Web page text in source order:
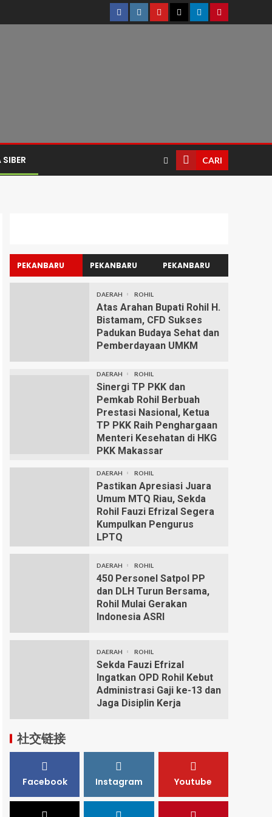
CARI
PEKANBARU PEKANBARU PEKANBARU
DAERAH ROHIL
Atas Arahan Bupati Rohil H.
Bistamam, CFD Sukses
Padukan Budaya Sehat dan
Pemberdayaan UMKM
DAERAH ROHIL
Sinergi TP PKK dan
Pemkab Rohil Berbuah
Prestasi Nasional, Ketua
TP PKK Raih Penghargaan
Menteri Kesehatan di HKG
PKK Makassar
DAERAH ROHIL
Pastikan Apresiasi Juara
Umum MTQ Riau, Sekda
Rohil Fauzi Efrizal Segera
Kumpulkan Pengurus
LPTQ
DAERAH ROHIL
450 Personel Satpol PP
dan DLH Turun Bersama,
Rohil Mulai Gerakan
Indonesia ASRI
DAERAH ROHIL
Sekda Fauzi Efrizal
Ingatkan OPD Rohil Kebut
Administrasi Gaji ke-13 dan
Jaga Disiplin Kerja
社交链接
Facebook Instagram Youtube